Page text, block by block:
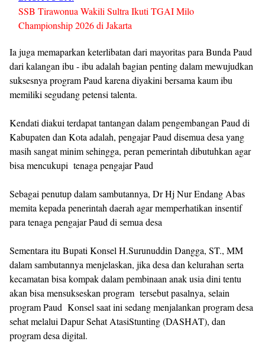
SSB Tirawonua Wakili Sultra Ikuti TGAI Milo
Championship 2026 di Jakarta
Ia juga memaparkan keterlibatan dari mayoritas para Bunda Paud
dari kalangan ibu - ibu adalah bagian penting dalam mewujudkan
suksesnya program Paud karena diyakini bersama kaum ibu
memiliki segudang petensi talenta.
Kendati diakui terdapat tantangan dalam pengembangan Paud di
Kabupaten dan Kota adalah, pengajar Paud disemua desa yang
masih sangat minim sehingga, peran pemerintah dibutuhkan agar
bisa mencukupi tenaga pengajar Paud
Sebagai penutup dalam sambutannya, Dr Hj Nur Endang Abas
memita kepada penerintah daerah agar memperhatikan insentif
para tenaga pengajar Paud di semua desa
Sementara itu Bupati Konsel H.Surunuddin Dangga, ST., MM
dalam sambutannya menjelaskan, jika desa dan kelurahan serta
kecamatan bisa kompak dalam pembinaan anak usia dini tentu
akan bisa mensukseskan program tersebut pasalnya, selain
program Paud Konsel saat ini sedang menjalankan program desa
sehat melalui Dapur Sehat AtasiStunting (DASHAT), dan
program desa digital.